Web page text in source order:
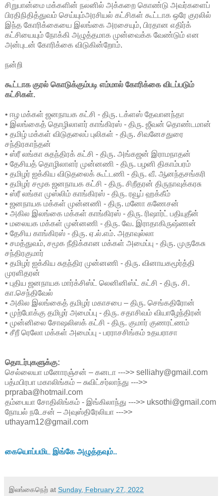
சிறுபான்மை மக்களின் நலனில் அக்கறை கொண்டு அவர்களைப்
பிரதிநிதித்துவம் செய்யும்அரசியல் கட்சிகள் கூட்டாக ஒரே குரலில்
இந்த கோரிக்கையை இலங்கை அரசையும், பிரதான எதிர்க்
கட்சியையும் நோக்கி அழுத்தமாக முன்வைக்க வேண்டும் என
அன்புடன் கோரிக்கை விடுகின்றோம்.
நன்றி
கூட்டாக குரல் கொடுக்கும்படி எம்மால் கோரிக்கை விடப்படும்
கட்சிகள்.
• ஈழ மக்கள் ஜனநாயக கட்சி - திரு. டக்ளஸ் தேவானந்தா
• இலங்கைத் தொழிலாளர் காங்கிரஸ் - திரு. ஜீவன் தொண்டமான்
• தமிழ் மக்கள் விடுதலைப் புலிகள் - திரு. சிவனேசதுரை
சந்திரகாந்தன்
• ஸ்ரீ லங்கா சுதந்திரக் கட்சி - திரு. அங்கஜன் இராமநாதன்
• தேசியத் தொழிலாளர் முன்னணி - திரு. பழனி திகாம்பரம்
• தமிழர் ஐக்கிய விடுதலைக் கூட்டணி - திரு. வீ. ஆனந்தசங்கரி
• தமிழர் சமூக ஜனநாயக கட்சி - திரு. சிறீதரன் திருநாவுக்கரசு
• ஸ்ரீ லங்கா முஸ்லிம் காங்கிரஸ் - திரு. ரவூப் ஹக்கீம்
• ஜனநாயக மக்கள் முன்னணி - திரு. மனோ கணேசன்
• அகில இலங்கை மக்கள் காங்கிரஸ் - திரு. ரிஷார்ட் பதியுதீன்
• மலையக மக்கள் முன்னணி - திரு. வே. இராதாகிருஷ்ணன்
• தேசிய காங்கிரஸ் - திரு. ஏ.ல்.எம். அதாவுல்லா
• சமத்துவம், சமூக நீதிக்கான மக்கள் அமைப்பு - திரு. முருகேசு
சந்திரகுமார்
• தமிழர் ஐக்கிய சுதந்திர முன்னணி - திரு. வினாயகமூர்த்தி
முரளிதரன்
• புதிய ஜனநாயக மார்க்சிஸ்ட் லெனினிஸ்ட் கட்சி - திரு. சி.
கா.செந்திவேல்
• அகில இலங்கைத் தமிழர் மகாசபை – திரு. செங்கதிரோன்
• முற்போக்கு தமிழர் அமைப்பு - திரு. சதாசிவம் வியாழேந்திரன்
• முன்னிலை சோஷலிஸக் கட்சி - திரு. குமார் குணரட்ணம்
• சீறீ ரெலோ மக்கள் அமைப்பு - பரராசசிங்கம் உதயராசா
தொடர்புகளுக்கு:
செல்லையா மனோரஞ்சன் – கனடா --->> selliahy@gmail.com
பத்மபிரபா மகாலிங்கம் – சுவிட்சர்லாந்து --->>
prpraba@hotmail.com
தம்பையா சோதிலிங்கம் - இங்கிலாந்து --->> uksothi@gmail.com
நோயல் நடேசன் – அவுஸ்திரேலியா --->>
uthayam12@gmail.com
கையொப்பமிட இங்கே அழுத்தவும்..
இலங்கைநெற் at Sunday, February 27, 2022